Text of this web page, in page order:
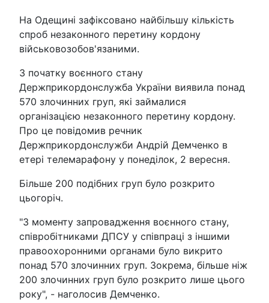
На Одещині зафіксовано найбільшу кількість
спроб незаконного перетину кордону
військовозобов'язаними.
З початку воєнного стану
Держприкордонслужба України виявила понад
570 злочинних груп, які займалися
організацією незаконного перетину кордону.
Про це повідомив речник
Держприкордонслужби Андрій Демченко в
етері телемарафону у понеділок, 2 вересня.
Більше 200 подібних груп було розкрито
цьогоріч.
"З моменту запровадження воєнного стану,
співробітниками ДПСУ у співпраці з іншими
правоохоронними органами було викрито
понад 570 злочинних груп. Зокрема, більше ніж
200 злочинних груп було розкрито лише цього
року", - наголосив Демченко.